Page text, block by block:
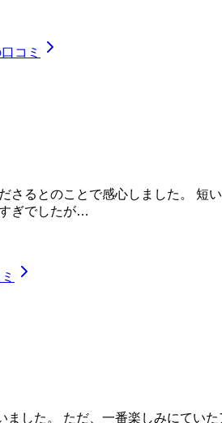
コミ
さるとのことで感心しました。 短
ぎでしたが…
した。 ただ、一番楽しみにてい